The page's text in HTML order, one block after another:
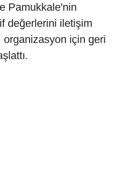
Pamukkale'nin
değerlerini iletişim
için geri